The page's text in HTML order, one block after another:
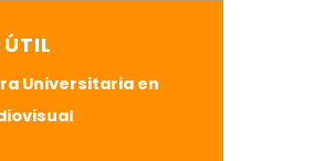
Universitaria en